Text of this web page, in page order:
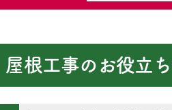
屋根工事のお役立